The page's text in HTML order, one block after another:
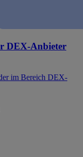
DEX-Anbieter
im Bereich DEX-